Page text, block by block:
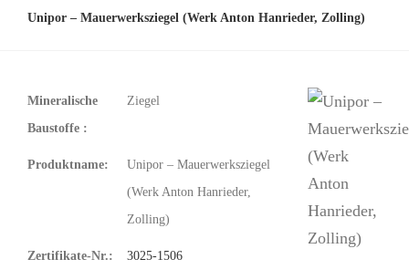
Unipor – Mauerwerksziegel (Werk Anton Hanrieder, Zolling)
Mineralische
Baustoffe :
Ziegel
Produktname:
Unipor – Mauerwerksziegel
(Werk Anton Hanrieder,
Zolling)
Zertifikate-Nr.: 3025-1506